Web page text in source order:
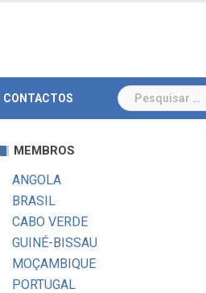
CONTACTOS
Pesquisar
por:
MEMBROS
ANGOLA
BRASIL
CABO VERDE
GUINÉ-BISSAU
MOÇAMBIQUE
PORTUGAL